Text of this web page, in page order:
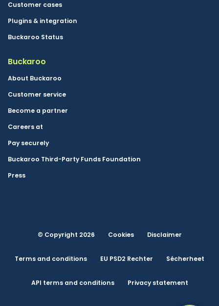
Customer cases
Plugins & integration
Buckaroo Status
Buckaroo
About Buckaroo
Customer service
Become a partner
Careers at
Pay securely
Buckaroo Third-Party Funds Foundation
Press
© Copyright 2026 Cookies Disclaimer
Terms and conditions EU PSD2 Rechter Sécherheet
API terms and conditions Privacy statement